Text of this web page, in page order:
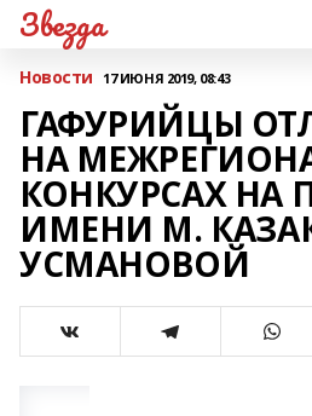
Звезда
Новости 17 ИЮНЯ 2019, 08:43
ГАФУРИЙЦЫ
НА
КОНКУРСАХ НА
ИМЕНИ М.
УСМАНОВОЙ